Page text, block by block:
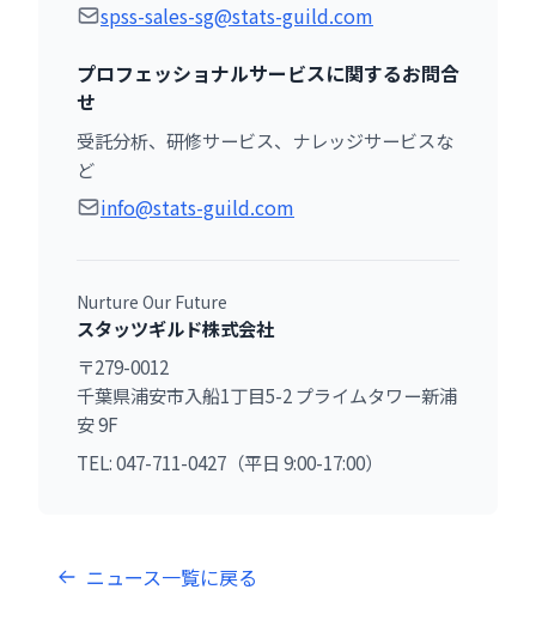
spss-sales-sg@stats-guild.com
プロフェッショナルサービスに関するお問合
せ
受託分析、研修サービス、ナレッジサービスな
ど
info@stats-guild.com
Nurture Our Future
スタッツギルド株式会社
〒279-0012
千葉県浦安市入船1丁目5-2 プライムタワー新浦
安 9F
TEL: 047-711-0427（平日 9:00-17:00）
ニュース一覧に戻る